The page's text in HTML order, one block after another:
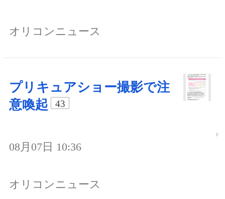
オリコンニュース
プリキュアショー撮影で注
意喚起
43
08月07日 10:36
オリコンニュース